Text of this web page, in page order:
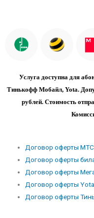
Услуга доступна для
Тинькофф Мобайл, Yota.
рублей. Стоимость
Договор оферты МТС
Договор оферты
Договор оферты
Договор оферты Yota
Договор оферты